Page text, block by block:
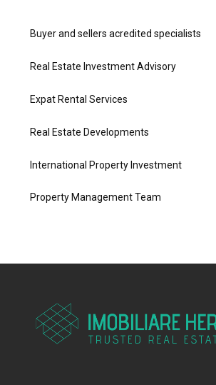
Buyer and sellers acredited specialists
Real Estate Investment Advisory
Expat Rental Services
Real Estate Developments
International Property Investment
Property Management Team